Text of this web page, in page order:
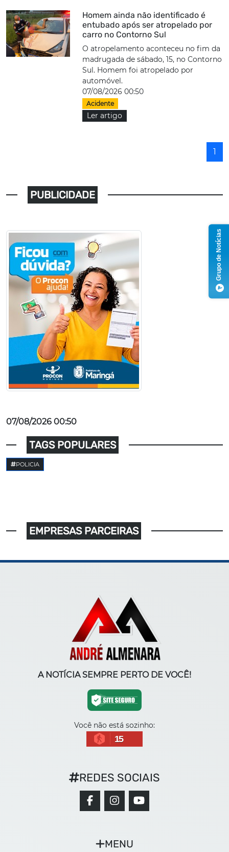
Homem ainda não identificado é
entubado após ser atropelado por
carro no Contorno Sul
O atropelamento aconteceu no fim da
madrugada de sábado, 15, no Contorno
Sul. Homem foi atropelado por
automóvel.
07/08/2026 00:50
Acidente
Ler artigo
1
PUBLICIDADE
07/08/2026 00:50
TAGS POPULARES
POLICIA
EMPRESAS PARCEIRAS
A NOTÍCIA SEMPRE PERTO DE VOCÊ!
Você não está sozinho:
15
MENU
REDES SOCIAIS
Grupo de Notícias